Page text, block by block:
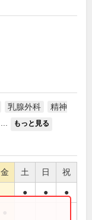
乳腺外科
精神
もっと見る
金 土 日 祝
● ● ●